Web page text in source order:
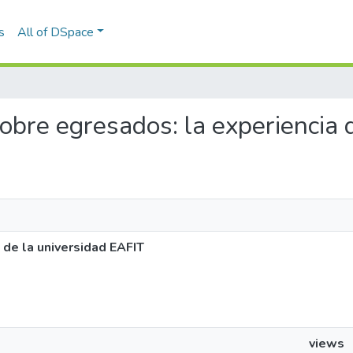
All of DSpace
egresados: la experiencia
la universidad EAFIT
views